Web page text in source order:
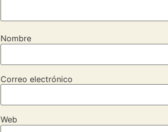
Nombre
Correo electrónico
Web